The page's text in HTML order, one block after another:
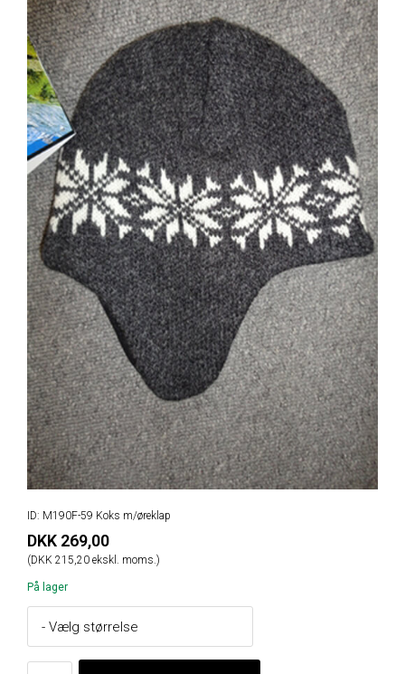
ID: M190F-59 Koks m/øreklap
DKK 269,00
(DKK 215,20 ekskl. moms.)
På lager